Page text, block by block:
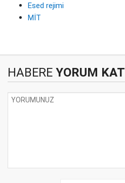
Esed rejimi
MİT
HABERE YORUM KAT